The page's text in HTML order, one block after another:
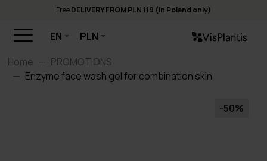
FreeDELIVERY FROM PLN 119 (in Poland only)
EN
PLN
Home
PROMOTIONS
Enzyme face wash gel for combination skin
-50%